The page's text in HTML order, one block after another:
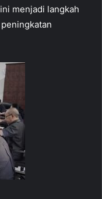
menjadi langkah